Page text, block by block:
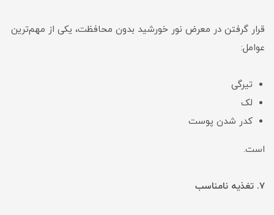
قرار گرفتن در معرض نور خورشید بدون محافظت، یکی از مهم‌ترین
عوامل:
تیرگی
لک
کدر شدن پوست
است.
۷. تغذیه نامناسب